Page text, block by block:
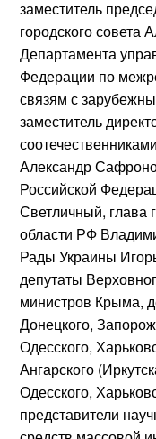
заместитель
городского совета
Департамента
Федерации по
связям с
заместитель
Александр
Российской
Светличный, глава
области РФ
Рады Украины
депутаты
министров Крыма,
Донецкого,
Одесского,
Ангарского
Одесского,
представители